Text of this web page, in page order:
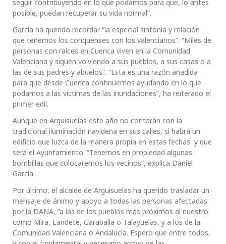
seguir contribuyendo en lo que podamos para que, lo antes
posible, puedan recuperar su vida normal”.
García ha querido recordar “la especial sintonía y relación
que tenemos los conquenses con los valencianos”. “Miles de
personas con raíces en Cuenca viven en la Comunidad
Valenciana y siguen volviendo a sus pueblos, a sus casas o a
las de sus padres y abuelos”. “Esta es una razón añadida
para que desde Cuenca continuemos ayudando en lo que
podamos a las víctimas de las inundaciones”, ha reiterado el
primer edil.
Aunque en Arguisuelas este año no contarán con la
tradicional iluminación navideña en sus calles, si habrá un
edificio que luzca de la manera propia en estas fechas y que
será el Ayuntamiento. “Tenemos en propiedad algunas
bombillas que colocaremos los vecinos”, explica Daniel
García.
Por último, el alcalde de Arguisuelas ha querido trasladar un
mensaje de ánimo y apoyo a todas las personas afectadas
por la DANA, “a las de los pueblos más próximos al nuestro
como Mira, Landete, Garaballa o Talayuelas, y a los de la
Comunidad Valenciana o Andalucía. Espero que entre todos,